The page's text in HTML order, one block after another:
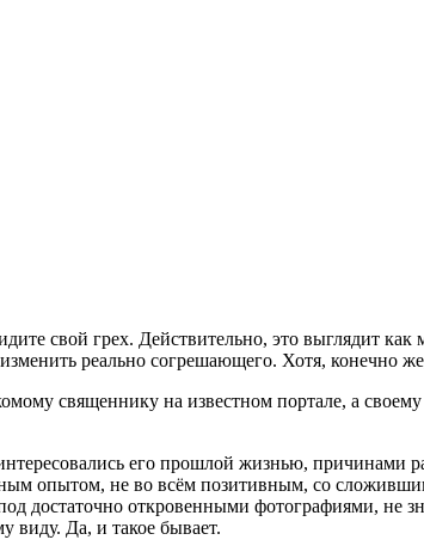
свой грех. Действительно, это выглядит
реально согрешающего. Хотя, конечно
священнику на известном портале, а
его прошлой жизнью, причинами
опытом, не во всём позитивным, со
достаточно откровенными фотографиями, не
виду. Да, и такое бывает.